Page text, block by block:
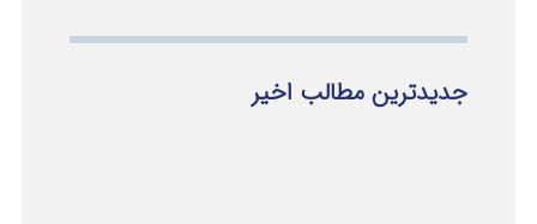
جدیدترین مطالب اخیر